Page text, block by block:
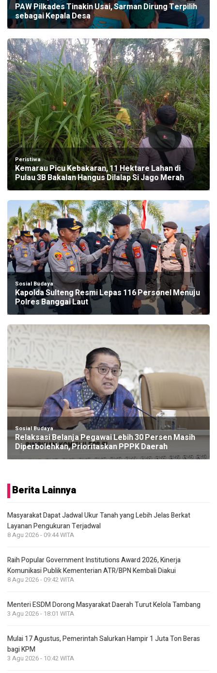
PAW Pilkades Tinakin Usai, Sarman Dirung Terpilih
sebagai Kepala Desa
Peristiwa
Kemarau Picu Kebakaran, 11 Hektare Lahan di
Pulau 3B Bakalan Hangus Dilalap Si Jago Merah
Sosial Budaya
Kapolda Sulteng Resmi Lepas 116 Personel Menuju
Polres Banggai Laut
Sosial Budaya
Relaksasi Belanja Pegawai Lebih 30 Persen Masih
Diperbolehkan, Prioritaskan PPPK Daerah
Berita Lainnya
Masyarakat Dapat Jadwal Ukur Tanah yang Lebih Jelas Berkat
Layanan Pengukuran Terjadwal
8 Agu 2026 - 09:44 WITA
Raih Popular Government Institutions Award 2026, Kinerja
Komunikasi Publik Kementerian ATR/BPN Kembali Diakui
8 Agu 2026 - 09:42 WITA
Menteri ESDM Dorong Masyarakat Daerah Turut Kelola Tambang
3 Agu 2026 - 18:01 WITA
Mulai 17 Agustus, Pemerintah Salurkan Hampir 1 Juta Ton Beras
bagi KPM
3 Agu 2026 - 10:42 WITA